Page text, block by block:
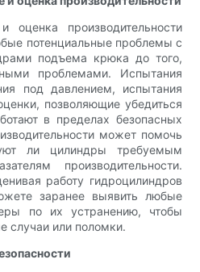
оценка производительности
потенциальные проблемы с
подъема крюка до того,
проблемами. Испытания
под давлением, испытания
позволяющие убедиться
в пределах безопасных
может помочь
ли цилиндры требуемым
производительности.
работу гидроцилиндров
заранее выявить любые
по их устранению, чтобы
случаи или поломки.